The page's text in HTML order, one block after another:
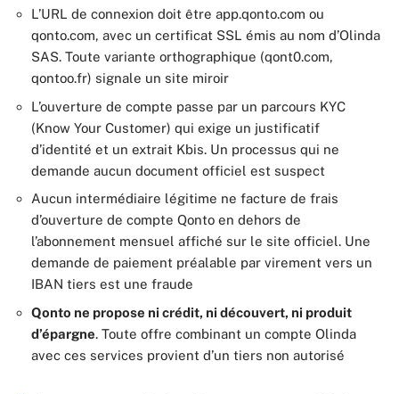
L’URL de connexion doit être app.qonto.com ou
qonto.com, avec un certificat SSL émis au nom d’Olinda
SAS. Toute variante orthographique (qont0.com,
qontoo.fr) signale un site miroir
L’ouverture de compte passe par un parcours KYC
(Know Your Customer) qui exige un justificatif
d’identité et un extrait Kbis. Un processus qui ne
demande aucun document officiel est suspect
Aucun intermédiaire légitime ne facture de frais
d’ouverture de compte Qonto en dehors de
l’abonnement mensuel affiché sur le site officiel. Une
demande de paiement préalable par virement vers un
IBAN tiers est une fraude
Qonto ne propose ni crédit, ni découvert, ni produit
d’épargne. Toute offre combinant un compte Olinda
avec ces services provient d’un tiers non autorisé